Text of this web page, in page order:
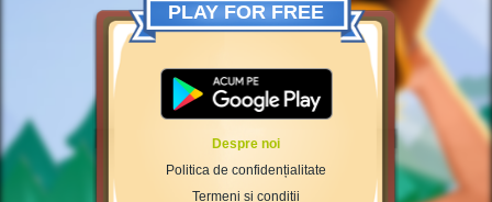
PLAY FOR FREE
Despre noi
Politica de confidențialitate
Termeni și condiții